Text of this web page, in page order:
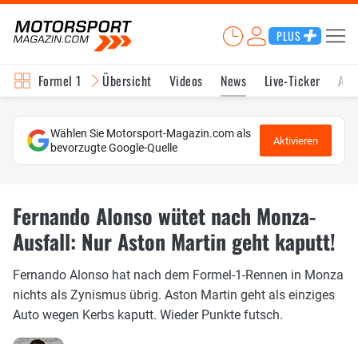
PLUS
Formel 1 Übersicht Videos News Live-Ticker
Wählen Sie Motorsport-Magazin.com als
bevorzugte Google-Quelle
Aktivieren
Fernando Alonso wütet nach Monza-
Ausfall: Nur Aston Martin geht kaputt!
Fernando Alonso hat nach dem Formel-1-Rennen in Monza
nichts als Zynismus übrig. Aston Martin geht als einziges
Auto wegen Kerbs kaputt. Wieder Punkte futsch.